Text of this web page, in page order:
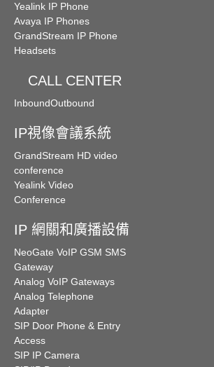
Yealink IP Phone
Avaya IP Phones
GrandStream IP Phone
Headsets
CALL CENTER
InboundOutbound
IP視像會議系統
GrandStream HD video
conference
Yealink Video
Conference
IP 網關和廣播設備
NeoGate VoIP GSM SMS
Gateway
Analog VoIP Gateways
Analog Telephone
Adapter
SIP Door Phone & Entry
Access
SIP IP Camera